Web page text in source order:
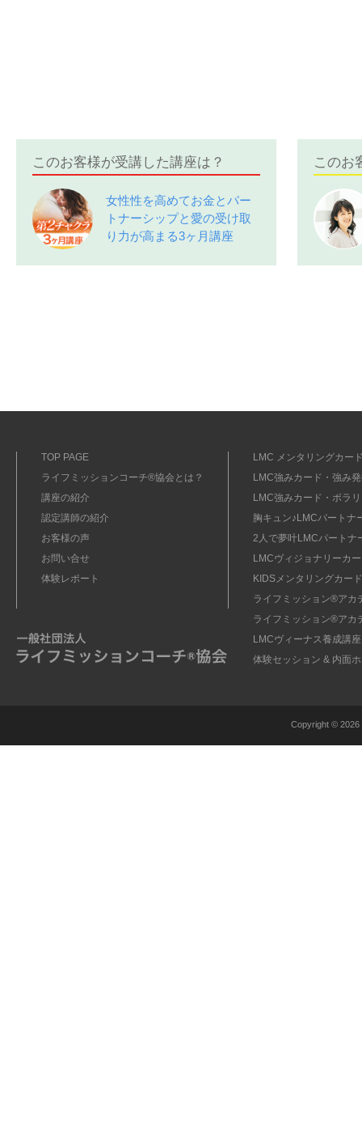
このお客様が受講した講座は？
女性性を高めてお金とパー
トナーシップと愛の受け取
り力が高まる3ヶ月講座
このお
TOP PAGE
ライフミッションコーチ®協会とは？
講座の紹介
認定講師の紹介
お客様の声
お問い合せ
体験レポート
LMC メンタリングカー
LMC強みカード・強み
LMC強みカード・ポラ
胸キュン♪LMCパートナ
2人で夢叶LMCパートナ
LMCヴィジョナリーカ
KIDSメンタリングカー
ライフミッション®︎アカ
ライフミッション®︎アカ
LMCヴィーナス養成講座
体験セッション & 内面
Copyright © 2026